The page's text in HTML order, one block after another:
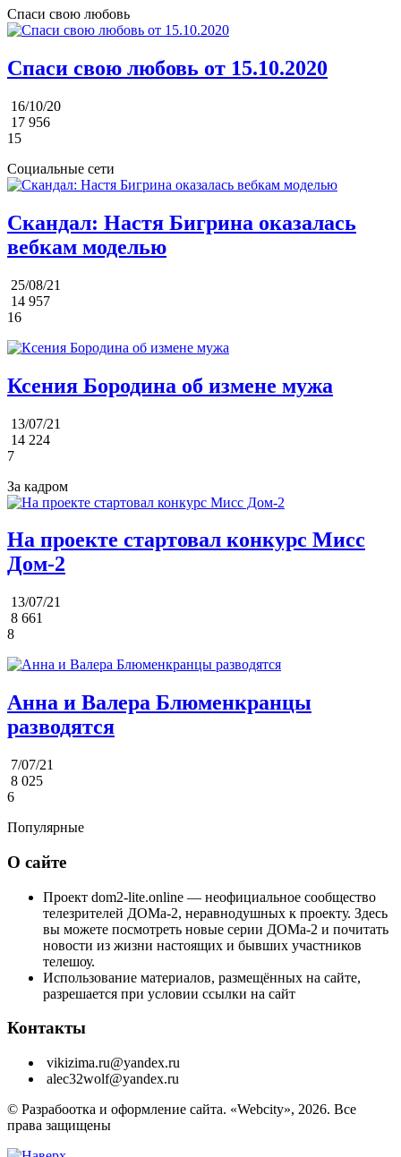
Спаси свою любовь
Спаси свою любовь от 15.10.2020
16/10/20
17 956
15
Социальные сети
Скандал: Настя Бигрина оказалась
вебкам моделью
25/08/21
14 957
16
Ксения Бородина об измене мужа
13/07/21
14 224
7
За кадром
На проекте стартовал конкурс Мисс
Дом-2
13/07/21
8 661
8
Анна и Валера Блюменкранцы
разводятся
7/07/21
8 025
6
Популярные
О сайте
Проект dom2-lite.online — неофициальное сообщество
телезрителей ДОМа-2, неравнодушных к проекту. Здесь
вы можете посмотреть новые серии ДОМа-2 и почитать
новости из жизни настоящих и бывших участников
телешоу.
Использование материалов, размещённых на сайте,
разрешается при условии ссылки на сайт
Контакты
vikizima.ru@yandex.ru
alec32wolf@yandex.ru
© Разрабоотка и оформление сайта. «Webcity», 2026. Все
права защищены